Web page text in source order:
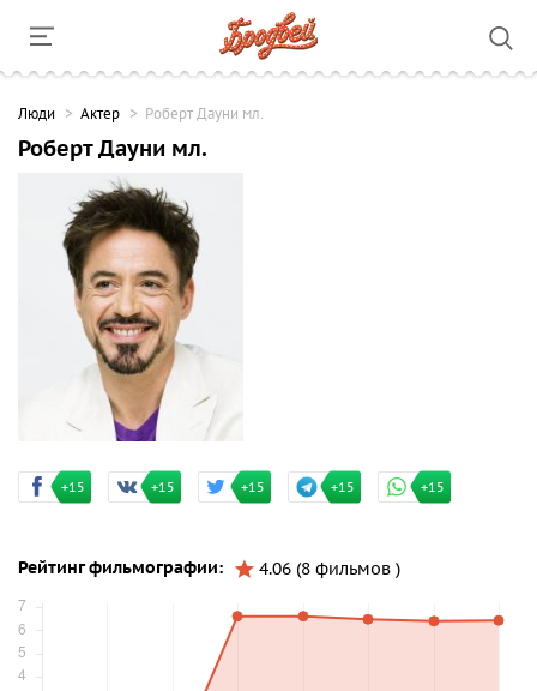
Люди Актер Роберт Дауни мл.
Роберт Дауни мл.
+15 +15 +15 +15 +15
Рейтинг фильмографии: 4.06 (8 фильмов )